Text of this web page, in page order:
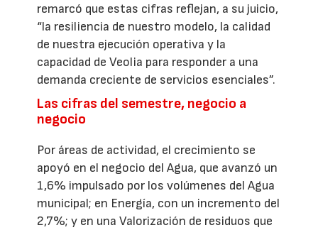
remarcó que estas cifras reflejan, a su juicio,
“la resiliencia de nuestro modelo, la calidad
de nuestra ejecución operativa y la
capacidad de Veolia para responder a una
demanda creciente de servicios esenciales”.
Las cifras del semestre, negocio a
negocio
Por áreas de actividad, el crecimiento se
apoyó en el negocio del Agua, que avanzó un
1,6% impulsado por los volúmenes del Agua
municipal; en Energía, con un incremento del
2,7%; y en una Valorización de residuos que